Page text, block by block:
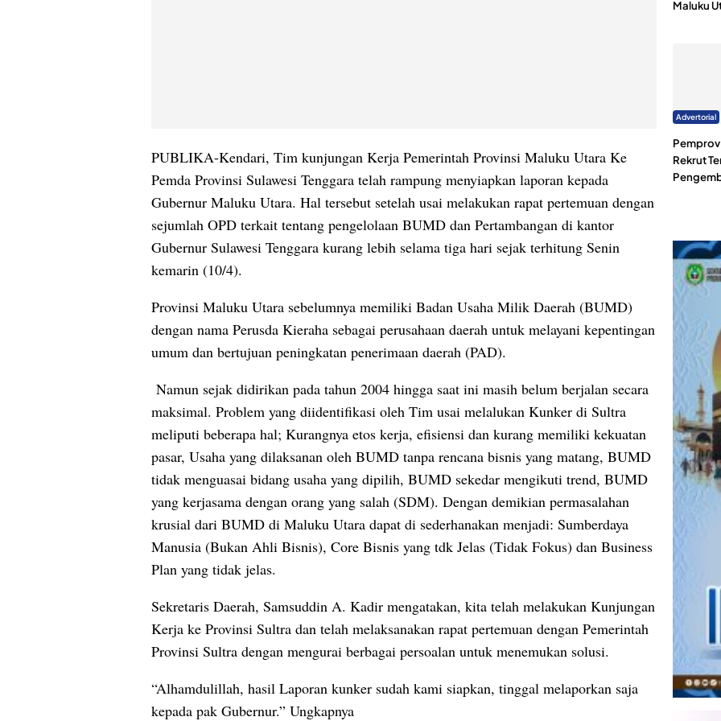
PUBLIKA-Kendari, Tim kunjungan Kerja Pemerintah Provinsi Maluku Utara Ke
Pemda Provinsi Sulawesi Tenggara telah rampung menyiapkan laporan kepada
Gubernur Maluku Utara. Hal tersebut setelah usai melakukan rapat pertemuan dengan
sejumlah OPD terkait tentang pengelolaan BUMD dan Pertambangan di kantor
Gubernur Sulawesi Tenggara kurang lebih selama tiga hari sejak terhitung Senin
kemarin (10/4).
Provinsi Maluku Utara sebelumnya memiliki Badan Usaha Milik Daerah (BUMD)
dengan nama Perusda Kieraha sebagai perusahaan daerah untuk melayani kepentingan
umum dan bertujuan peningkatan penerimaan daerah (PAD).
Namun sejak didirikan pada tahun 2004 hingga saat ini masih belum berjalan secara
maksimal. Problem yang diidentifikasi oleh Tim usai melalukan Kunker di Sultra
meliputi beberapa hal; Kurangnya etos kerja, efisiensi dan kurang memiliki kekuatan
pasar, Usaha yang dilaksanan oleh BUMD tanpa rencana bisnis yang matang, BUMD
tidak menguasai bidang usaha yang dipilih, BUMD sekedar mengikuti trend, BUMD
yang kerjasama dengan orang yang salah (SDM). Dengan demikian permasalahan
krusial dari BUMD di Maluku Utara dapat di sederhanakan menjadi: Sumberdaya
Manusia (Bukan Ahli Bisnis), Core Bisnis yang tdk Jelas (Tidak Fokus) dan Business
Plan yang tidak jelas.
Sekretaris Daerah, Samsuddin A. Kadir mengatakan, kita telah melakukan Kunjungan
Kerja ke Provinsi Sultra dan telah melaksanakan rapat pertemuan dengan Pemerintah
Provinsi Sultra dengan mengurai berbagai persoalan untuk menemukan solusi.
“Alhamdulillah, hasil Laporan kunker sudah kami siapkan, tinggal melaporkan saja
kepada pak Gubernur.” Ungkapnya
Maluku
Advertorial
Rekrut